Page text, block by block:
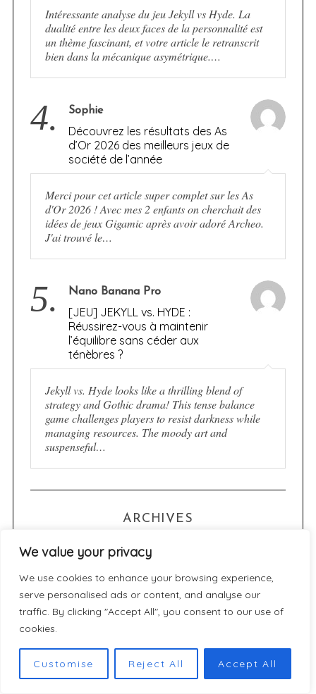
We value your privacy
We use cookies to enhance your browsing experience,
serve personalised ads or content, and analyse our
traffic. By clicking "Accept All", you consent to our use of
cookies.
Customise Reject All Accept All
Intéressante analyse du jeu Jekyll vs Hyde. La
dualité entre les deux faces de la personnalité est
un thème fascinant, et votre article le retranscrit
bien dans la mécanique asymétrique.…
4. Sophie
Découvrez les résultats des As
d’Or 2026 des meilleurs jeux de
société de l’année
Merci pour cet article super complet sur les As
d'Or 2026 ! Avec mes 2 enfants on cherchait des
idées de jeux Gigamic après avoir adoré Archeo.
J'ai trouvé le…
5. Nano Banana Pro
[JEU] JEKYLL vs. HYDE :
Réussirez-vous à maintenir
l’équilibre sans céder aux
ténèbres ?
Jekyll vs. Hyde looks like a thrilling blend of
strategy and Gothic drama! This tense balance
game challenges players to resist darkness while
managing resources. The moody art and
suspenseful…
ARCHIVES
A
r
c
h
i
e
C